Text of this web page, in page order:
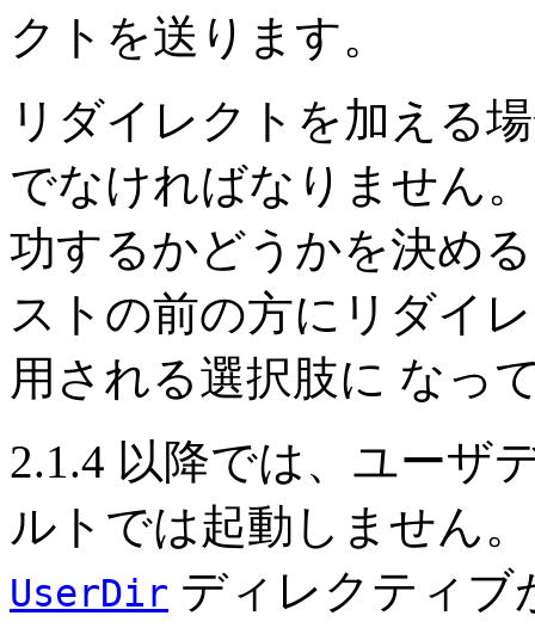
クトを送ります。
リダイレクトを加える
でなければなりません
功するかどうかを決め
ストの前の方にリダイ
用される選択肢に なっ
2.1.4 以降では、ユーザ
ルトでは起動しません
UserDir ディレクティブ